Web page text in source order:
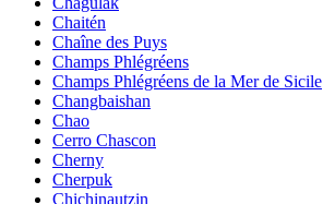
Chaitén
Chaîne des Puys
Champs Phlégréens
Champs Phlégréens de la Mer de Sicile
Changbaishan
Chao
Cerro Chascon
Cherny
Cherpuk
Chichinautzin